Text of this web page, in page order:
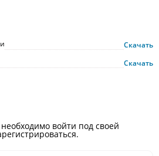
Скачать
Скачать
войти под своей